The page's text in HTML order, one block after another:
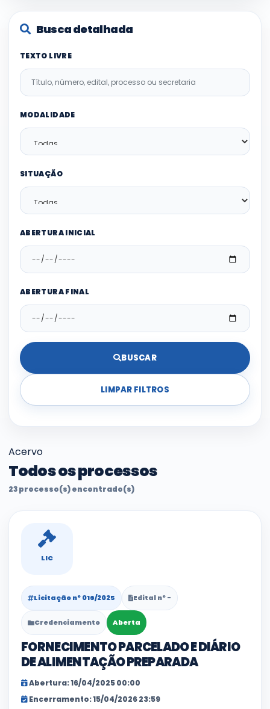
Busca detalhada
TEXTO LIVRE
MODALIDADE
SITUAÇÃO
ABERTURA INICIAL
ABERTURA FINAL
BUSCAR
LIMPAR FILTROS
Acervo
Todos os processos
23 processo(s) encontrado(s)
LIC
Licitação nº 016/2025 Edital nº -
Credenciamento Aberta
FORNECIMENTO PARCELADO E DIÁRIO
DE ALIMENTAÇÃO PREPARADA
Abertura: 16/04/2025 00:00
Encerramento: 15/04/2026 23:59